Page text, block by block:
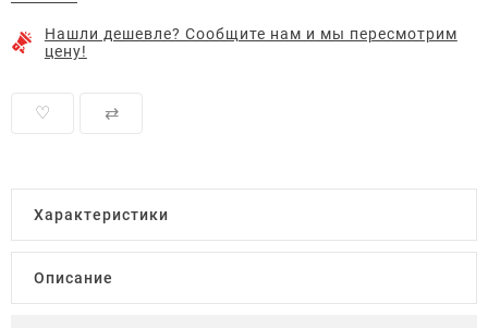
Нашли дешевле? Сообщите нам и мы пересмотрим
цену!
♡ ⇄
Характеристики
Описание